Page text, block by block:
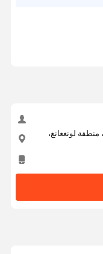
منطقة لونغغانغ،